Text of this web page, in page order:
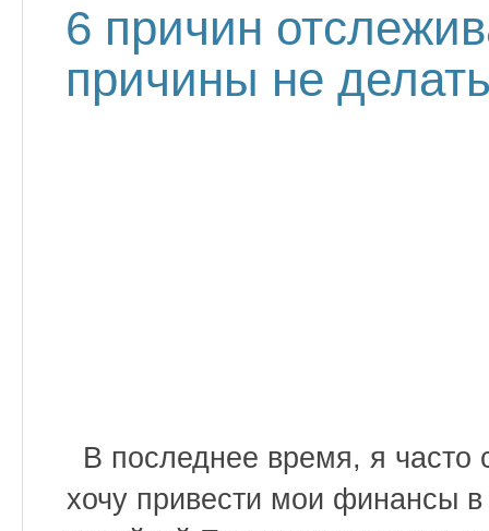
6 причин
причины не
В последнее время, я часто
хочу привести мои финансы